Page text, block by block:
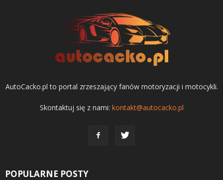
AutoCacko.pl to portal zrzeszający fanów motoryzacji i motocykli.
Skontaktuj się z nami: kontakt@autocacko.pl
POPULARNE POSTY